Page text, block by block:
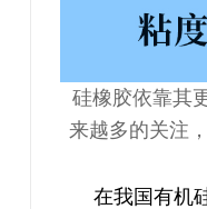
硅橡胶依靠其
来越多的关注
在我国有机